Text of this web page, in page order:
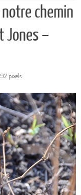
chemin
Jones –
pixels